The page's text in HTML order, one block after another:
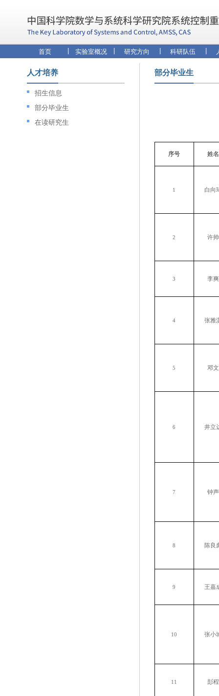
首页 实验室概况 研究方向 科研队伍
人才培养
招生信息
部分毕业生
在读研究生
部分毕业生
序号 姓名
1 白向
2 许帅
3 李爽
4 张雅
5 邓文
6 井立
7 钟声
8 陈良
9 王嘉
10 张小
11 彭程